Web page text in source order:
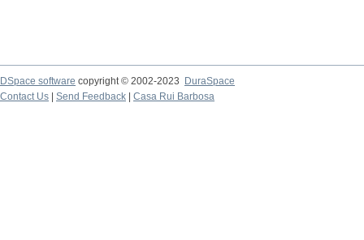
DSpace software copyright © 2002-2023
DuraSpace
Contact Us
Send Feedback Casa Rui Barbosa